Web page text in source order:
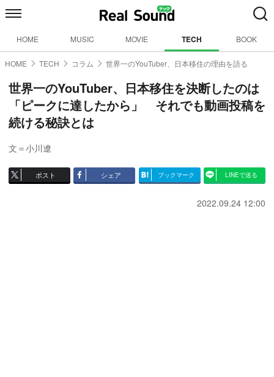
HOME MUSIC MOVIE TECH BOOK
HOME TECH コラム 世界一のYouTuber、日本移住の理由を語る
世界一のYouTuber、日本移住を決断したのは
「ピークに達したから」 それでも動画投稿を
続ける秘訣とは
文＝小川遼
ポスト シェア ブックマーク LINEで送る
2022.09.24 12:00